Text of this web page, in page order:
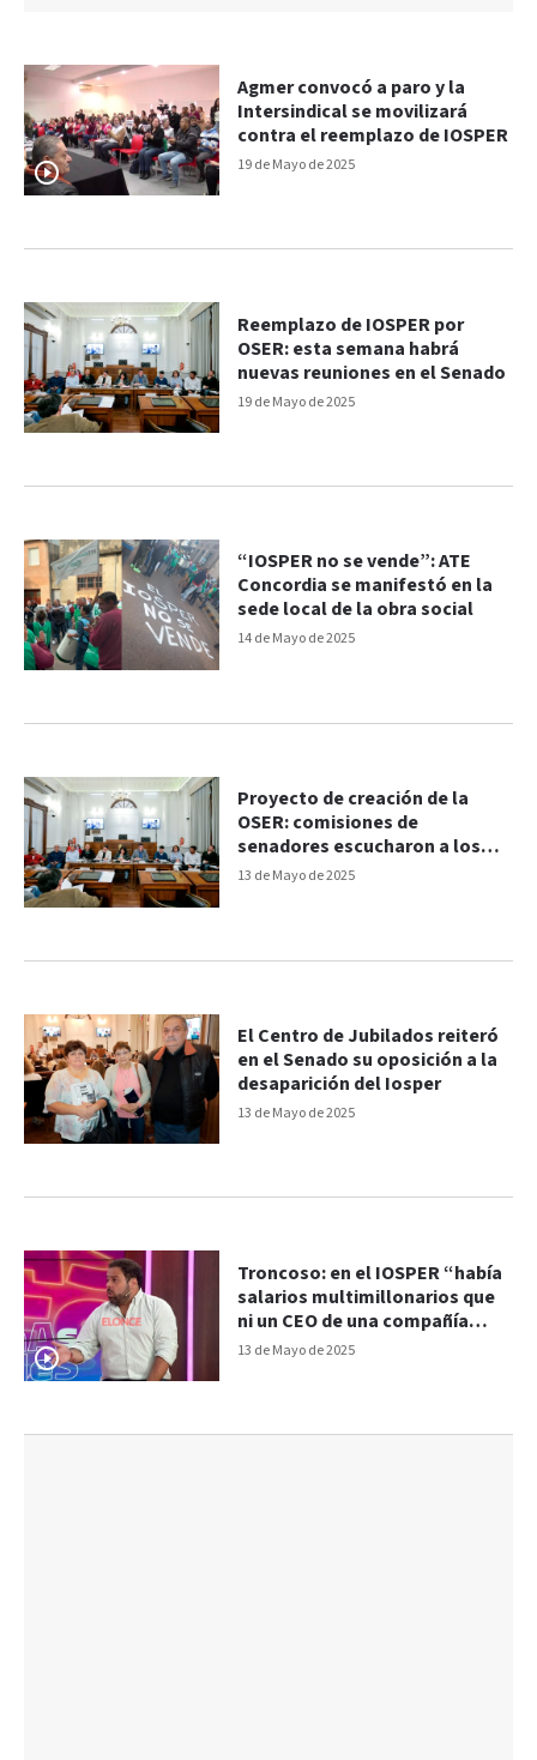
19 de Mayo de 2025
Agmer convocó a paro y la
Intersindical se movilizará
contra el reemplazo de IOSPER
19 de Mayo de 2025
Reemplazo de IOSPER por
OSER: esta semana habrá
nuevas reuniones en el Senado
14 de Mayo de 2025
“IOSPER no se vende”: ATE
Concordia se manifestó en la
sede local de la obra social
13 de Mayo de 2025
Proyecto de creación de la
OSER: comisiones de
senadores escucharon a los
gremios
13 de Mayo de 2025
El Centro de Jubilados reiteró
en el Senado su oposición a la
desaparición del Iosper
13 de Mayo de 2025
Troncoso: en el IOSPER “había
salarios multimillonarios que
ni un CEO de una compañía
privada tiene”